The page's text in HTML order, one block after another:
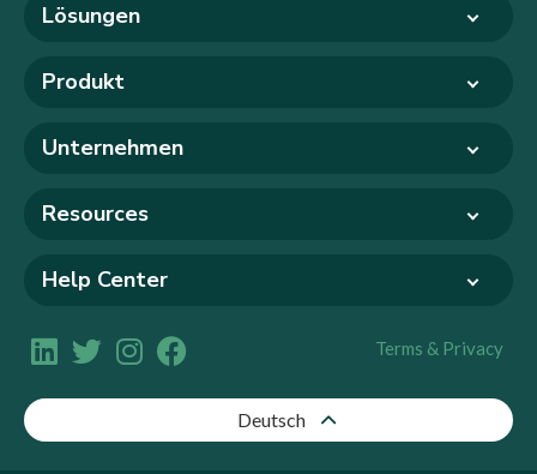
Lösungen
Produkt
Unternehmen
Resources
Help Center
Terms & Privacy
Deutsch